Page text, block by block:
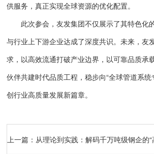
供服务，真正实现全球资源的优化配置。
此次参会，友发集团不仅展示了其特色化
与行业上下游企业达成了深度共识。未来，友
求，以高效流通打破产业边界，以可靠品质承
伙伴共建时代品质工程，稳步向“全球管道系
创行业高质量发展新篇章。
上一篇： 从理论到实践：解码千万吨级钢企的“高效运营”与“共生智慧”——